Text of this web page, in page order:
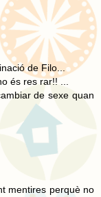
de Filo...
és res rar!! ...
de sexe quan
mentires perquè no